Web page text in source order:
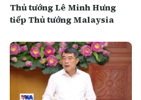
Thủ tướng Lê Minh Hưng
tiếp Thủ tướng Malaysia